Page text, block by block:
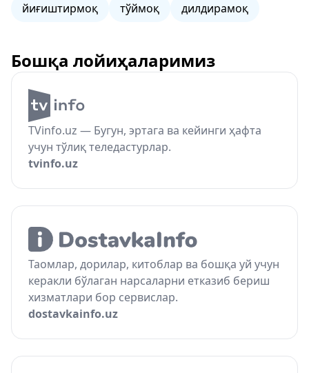
йиғиштирмоқ
тўймоқ дилдирамоқ
Бошқа лойиҳаларимиз
TVinfo.uz — Бугун, эртага ва кейинги ҳафта
учун тўлиқ теледастурлар.
tvinfo.uz
Таомлар, дорилар, китоблар ва бошқа уй учун
керакли бўлаган нарсаларни етказиб бериш
хизматлари бор сервислар.
dostavkainfo.uz